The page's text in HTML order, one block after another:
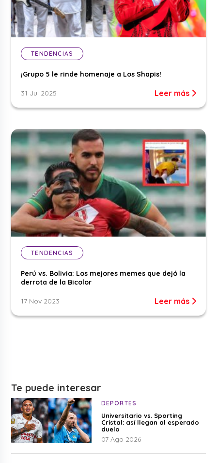
TENDENCIAS
¡Grupo 5 le rinde homenaje a Los Shapis!
31 Jul 2025 Leer más
TENDENCIAS
Perú vs. Bolivia: Los mejores memes que dejó la
derrota de la Bicolor
17 Nov 2023 Leer más
Te puede interesar
DEPORTES
Universitario vs. Sporting
Cristal: así llegan al esperado
duelo
07 Ago 2026